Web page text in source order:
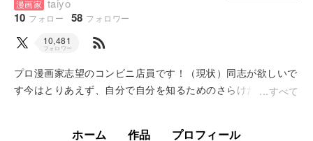
漫画家 taiyo
10 フォロー 58 フォロワー
10,481
フォロワー rss_feed
プロ漫画家志望のコンビニ店員です！（現状）同志が欲しいで
す今はとりあえず、自分で自分を知るためのさらけだしをやっ
すべて
ホーム 作品 プロフィール